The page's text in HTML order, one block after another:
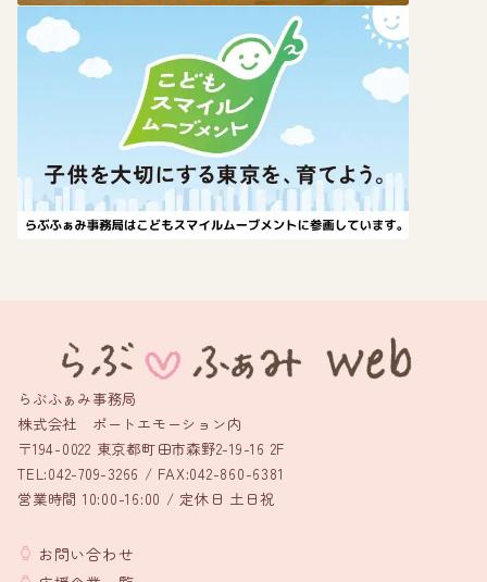
らぶふぁみ事務局
株式会社 ポートエモーション内
〒194-0022 東京都町田市森野2-19-16 2F
TEL:042-709-3266 / FAX:042-860-6381
営業時間 10:00-16:00 / 定休日 土日祝
お問い合わせ